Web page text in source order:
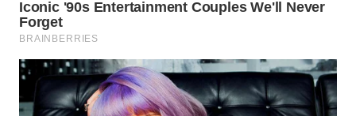
WN
WN
SURABAYA